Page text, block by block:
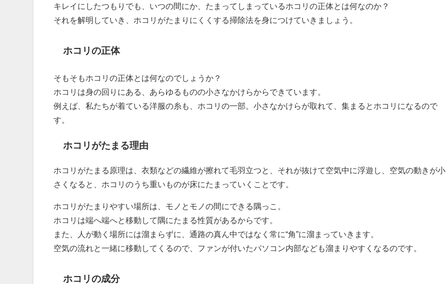
キレイにしたつもりでも、いつの間にか、たまってしまっているホコリの正体とは何なのか？
それを解明していき、ホコリがたまりにくくする掃除法を身につけていきましょう。
ホコリの正体
そもそもホコリの正体とは何なのでしょうか？
ホコリは身の回りにある、あらゆるものの小さなかけらからできています。
例えば、私たちが着ている洋服の糸も、ホコリの一部。小さなかけらが取れて、集まるとホコリになるので
す。
ホコリがたまる理由
ホコリがたまる原理は、衣類などの繊維が擦れて毛羽立つと、それが抜けて空気中に浮遊し、空気の動きが小
さくなると、ホコリのうち重いものが床にたまっていくことです。
ホコリがたまりやすい場所は、モノとモノの間にできる隅っこ。
ホコリは端へ端へと移動して隅にたまる性質があるからです。
また、人が動く場所には溜まらずに、通路の真ん中ではなく常に“角”に溜まっていきます。
空気の流れと一緒に移動してくるので、ファンが付いたパソコン内部なども溜まりやすくなるのです。
ホコリの成分